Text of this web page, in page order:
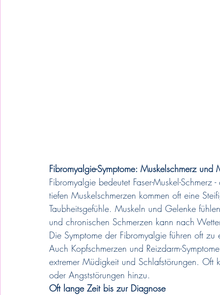
Fibromyalgie-Symptome: Muskelschmerz und
Fibromyalgie bedeutet Faser-Muskel-
tiefen Muskelschmerzen kommen oft eine
Taubheitsgefühle. Muskeln und Gelenke
und chronischen Schmerzen kann nach
Die Symptome der Fibromyalgie führen oft
Auch Kopfschmerzen und Reizdarm-
extremer Müdigkeit und Schlafstörungen. Oft
oder Angststörungen hinzu.
Oft lange Zeit bis zur Diagnose